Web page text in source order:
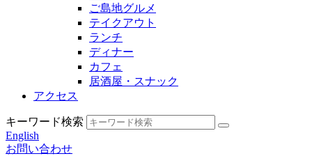
ご島地グルメ
テイクアウト
ランチ
ディナー
カフェ
居酒屋・スナック
アクセス
キーワード検索
English
お問い合わせ